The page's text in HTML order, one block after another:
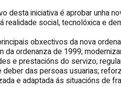
desta iniciativa é aprobar unha
realidade social, tecnolóxica e
obxectivos da nova
da ordenanza de 1999;
e prestacións do servizo;
das persoas usuarias;
e adaptada ás situacións de